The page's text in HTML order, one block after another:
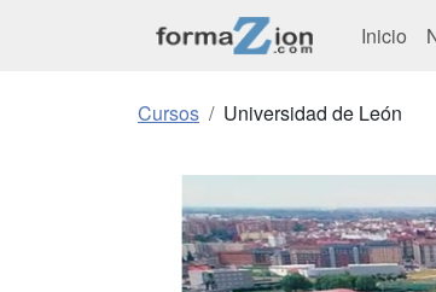
Inicio
Cursos Universidad de León